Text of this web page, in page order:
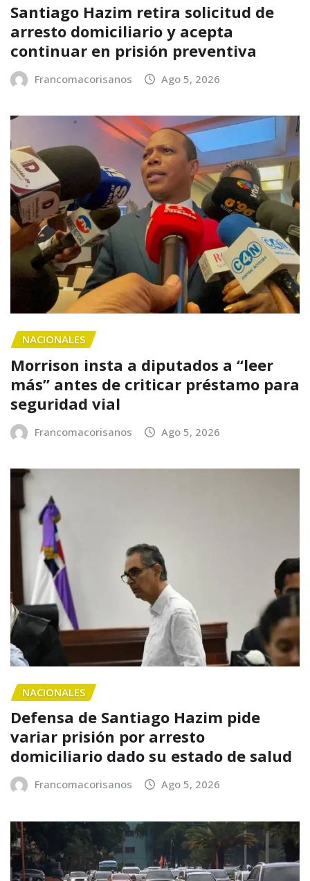
Santiago Hazim retira solicitud de
arresto domiciliario y acepta
continuar en prisión preventiva
Francomacorisanos Ago 5, 2026
NACIONALES
Morrison insta a diputados a “leer
más” antes de criticar préstamo para
seguridad vial
Francomacorisanos Ago 5, 2026
NACIONALES
Defensa de Santiago Hazim pide
variar prisión por arresto
domiciliario dado su estado de salud
Francomacorisanos Ago 5, 2026